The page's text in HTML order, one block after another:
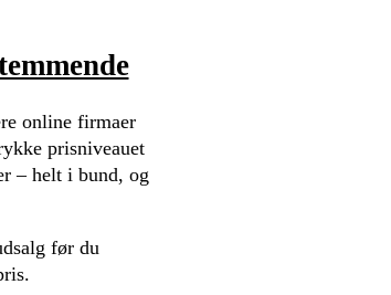
online firmaer
prisniveauet
– helt i bund, og
før du